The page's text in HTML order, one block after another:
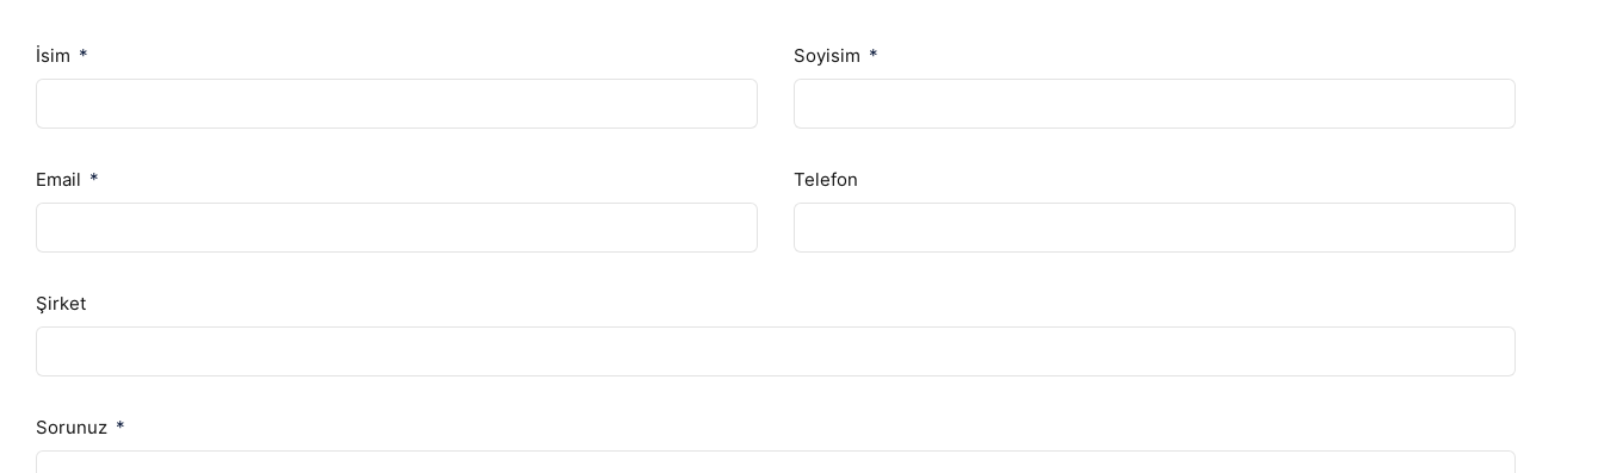
İsim Soyisim
Email Telefon
Şirket
Sorunuz